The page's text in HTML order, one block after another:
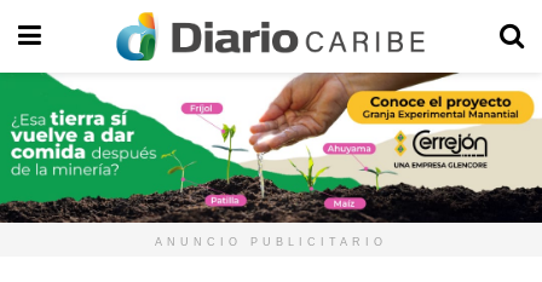
ANUNCIO PUBLICITARIO